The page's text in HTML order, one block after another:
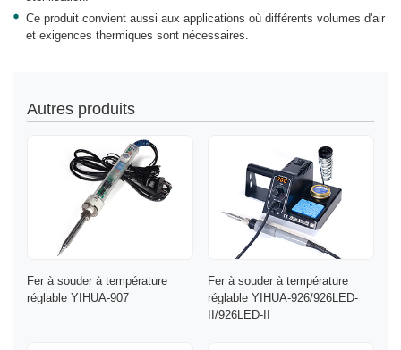
Ce produit convient aussi aux applications où différents volumes d'air
et exigences thermiques sont nécessaires.
Autres produits
Fer à souder à température
réglable YIHUA-907
Fer à souder à température
réglable YIHUA-926/926LED-
II/926LED-II